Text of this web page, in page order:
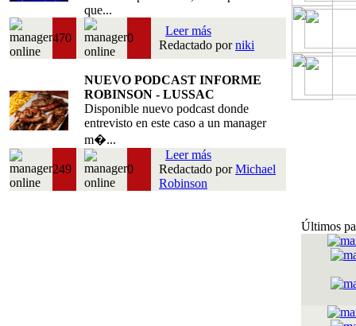
que...
470 0
Leer más
Redactado porniki
NUEVO PODCAST INFORME
ROBINSON - LUSSAC
Disponible nuevo podcast donde
entrevisto en este caso a un manager
m�...
249 0
Leer más
Redactado porMichael
Robinson
Últimos